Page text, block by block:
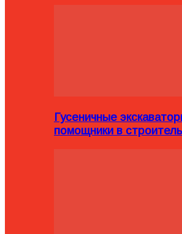
Гусеничные
помощники в